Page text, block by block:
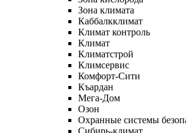
Зона климата
Каббалкклимат
Климат контроль
Климат
Климатстрой
Климсервис
Комфорт-Сити
Къардан
Мега-Дом
Озон
Охранные системы
Сибирь-климат